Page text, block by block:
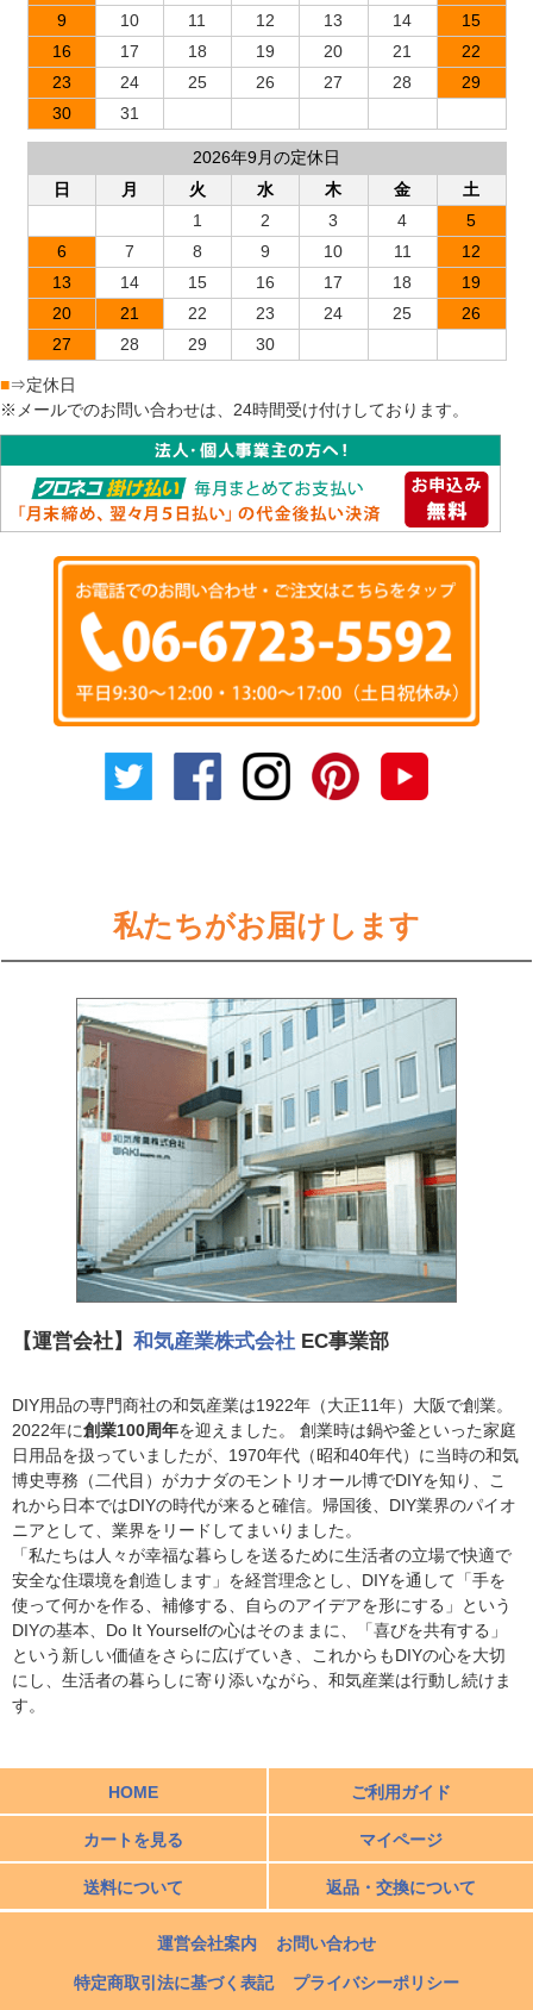
9
10 11 12 13 14
15
16
17 18 19 20 21
22
23
24 25 26 27 28
29
30
31
2026年9月の定休日
日
月 火 水 木 金
土
1
2 3 4
5
6
7 8 9 10 11
12
13
14 15 16 17 18
19
20
21 22 23 24 25
26
27
28 29 30
■⇒定休日
※メールでのお問い合わせは、24時間受け付けしております。
私たちがお届けします
【運営会社】 和気産業株式会社 EC事業部
DIY用品の専門商社の和気産業は1922年（大正11年）大阪で創業。
2022年に創業100周年を迎えました。 創業時は鍋や釜といった家庭
日用品を扱っていましたが、1970年代（昭和40年代）に当時の和気
博史専務（二代目）がカナダのモントリオール博でDIYを知り、こ
れから日本ではDIYの時代が来ると確信。帰国後、DIY業界のパイオ
ニアとして、業界をリードしてまいりました。
「私たちは人々が幸福な暮らしを送るために生活者の立場で快適で
安全な住環境を創造します」を経営理念とし、DIYを通して「手を
使って何かを作る、補修する、自らのアイデアを形にする」という
DIYの基本、Do It Yourselfの心はそのままに、「喜びを共有する」
という新しい価値をさらに広げていき、これからもDIYの心を大切
にし、生活者の暮らしに寄り添いながら、和気産業は行動し続けま
す。
HOME ご利用ガイド
カートを見る マイページ
送料について 返品・交換について
運営会社案内 お問い合わせ
特定商取引法に基づく表記 プライバシーポリシー